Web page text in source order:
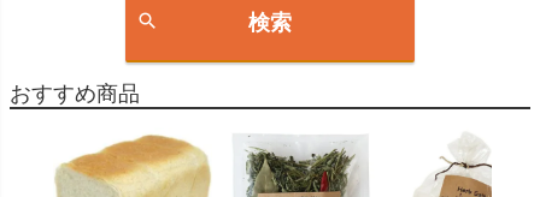
検索
おすすめ商品